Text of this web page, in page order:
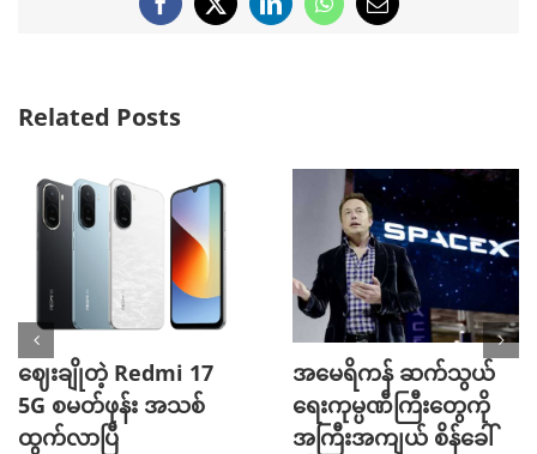
Facebook
X LinkedInWhatsApp
Email
Related Posts
ဈေးချိုတဲ့ Redmi 17
5G စမတ်ဖုန်း အသစ်
ထွက်လာပြီ
အမေရိကန် ဆက်သွယ်
ရေးကုမ္ပဏီကြီးတွေကို
အကြီးအကျယ် စိန်ခေါ်